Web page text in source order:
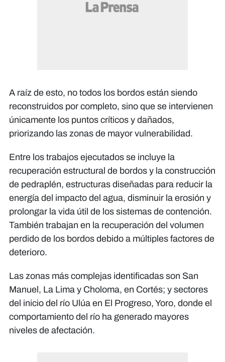
A raíz de esto, no todos los bordos están siendo
reconstruidos por completo, sino que se intervienen
únicamente los puntos críticos y dañados,
priorizando las zonas de mayor vulnerabilidad.
Entre los trabajos ejecutados se incluye la
recuperación estructural de bordos y la construcción
de pedraplén, estructuras diseñadas para reducir la
energía del impacto del agua, disminuir la erosión y
prolongar la vida útil de los sistemas de contención.
También trabajan en la recuperación del volumen
perdido de los bordos debido a múltiples factores de
deterioro.
Las zonas más complejas identificadas son San
Manuel, La Lima y Choloma, en Cortés; y sectores
del inicio del río Ulúa en El Progreso, Yoro, donde el
comportamiento del río ha generado mayores
niveles de afectación.
estos bordos", Javier Thompson,
bordos": Juan Carlos Arita, pastor de
bordo": Helena Hernández, habitante